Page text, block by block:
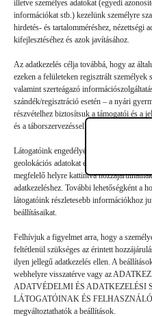
illetve személyes adatokat (egyedi
információkat stb.) kezelünk személyre
hirdetés- és tartalomméréshez, nézettségi
kifejlesztéséhez és azok javításához.
Az adatkezelés célja továbbá, hogy az
ezeken a felületeken regisztrált személyek
valamint szerteágazó
szándék/regisztráció esetén – a nyári
részvételhez biztosítsuk a támogatói és a
és a táborszervezéssel kapcsolatos
Látogatóink engedélyével mi és a
geolokációs adatokat és azonosítási
megfelelő helyre kattintva
adatkezeléshez. További lehetőségként a
látogatóink részletesebb információkhoz
beállításaikat.
Felhívjuk a figyelmet arra, hogy a
feltétlenül szükséges az érintett
ilyen jellegű adatkezelés ellen. A
webhelyre visszatérve vagy az
ADATVÉDELMI ÉS ADATKEZELÉSI
LÁTOGATÓINAK ÉS
megváltoztathatók a beállítások.
Vélemény,
karakterrel jelöltük
Hozzászólás küldése